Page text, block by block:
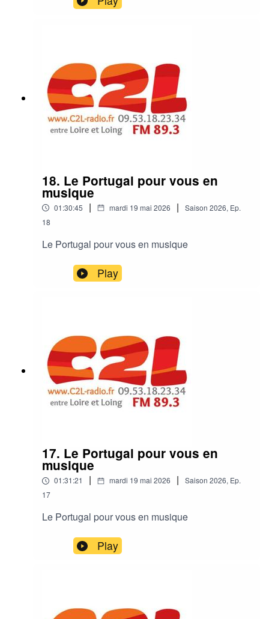
18. Le Portugal pour vous en
musique
01:30:45 | mardi 19 mai 2026 | Saison 2026, Ep.
18
Le Portugal pour vous en musique
Play
17. Le Portugal pour vous en
musique
01:31:21 | mardi 19 mai 2026 | Saison 2026, Ep.
17
Le Portugal pour vous en musique
Play